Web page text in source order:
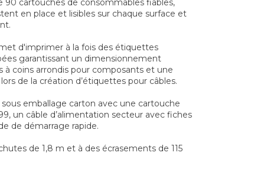
90 cartouches de consommables fiables,
en place et lisibles sur chaque surface et
d'imprimer à la fois des étiquettes
garantissant un dimensionnement
coins arrondis pour composants et une
de la création d’étiquettes pour câbles.
emballage carton avec une cartouche
un câble d’alimentation secteur avec fiches
de démarrage rapide.
de 1,8 m et à des écrasements de 115